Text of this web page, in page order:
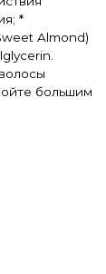
*
Almond)
большим